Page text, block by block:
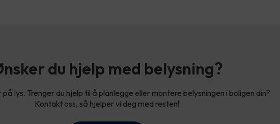
du hjelp med belysning?
lys. Trenger du hjelp til å planlegge eller montere belysningen i boligen din?
Kontakt oss, så hjelper vi deg med resten!